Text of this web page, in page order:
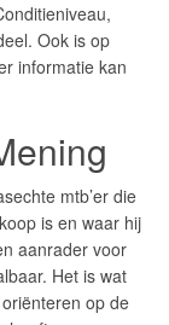
Ook is op
informatie kan
mtb’er die
is en waar hij
aanrader voor
Het is wat
op de